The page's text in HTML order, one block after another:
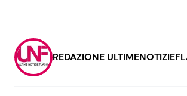
REDAZIONE